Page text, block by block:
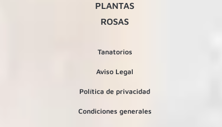
PLANTAS
ROSAS
Tanatorios
Aviso Legal
Política de privacidad
Condiciones generales